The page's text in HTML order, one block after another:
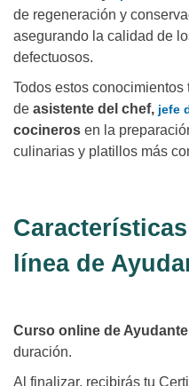
de regeneración y
asegurando la calidad de
defectuosos.
Todos estos
de asistente del chef, jefe
cocineros en la
culinarias y platillos más
línea de
Curso online de
duración.
Al finalizar, recibirás tu